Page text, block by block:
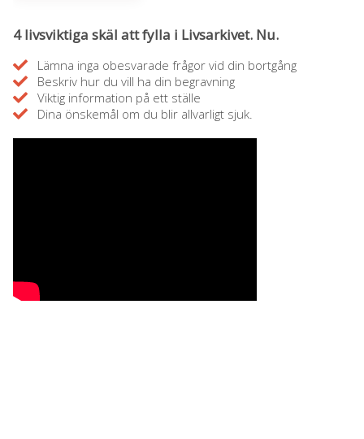
4 livsviktiga skäl att fylla i Livsarkivet. Nu.
Lämna inga obesvarade frågor vid din bortgång
Beskriv hur du vill ha din begravning
Viktig information på ett ställe
Dina önskemål om du blir allvarligt sjuk.